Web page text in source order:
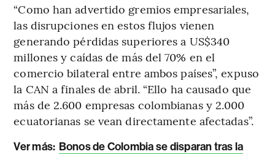
“Como han advertido gremios empresariales,
las disrupciones en estos flujos vienen
generando pérdidas superiores a US$340
millones y caídas de más del 70% en el
comercio bilateral entre ambos países”, expuso
la CAN a finales de abril. “Ello ha causado que
más de 2.600 empresas colombianas y 2.000
ecuatorianas se vean directamente afectadas”.
Ver más: Bonos de Colombia se disparan tras la